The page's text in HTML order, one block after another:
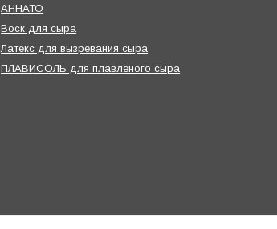
АННАТО
Воск для сыра
Латекс для вызревания сыра
ПЛАВИСОЛЬ для плавленого сыра